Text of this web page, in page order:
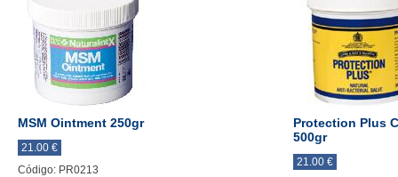
MSM Ointment 250gr
21.00 €
Código: PR0213
Protection Plus
500gr
21.00 €